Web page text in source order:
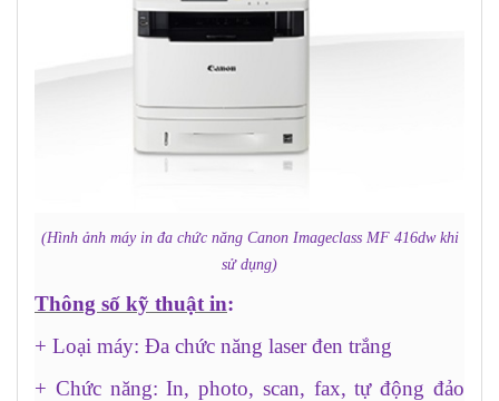
(Hình ảnh máy in đa chức năng Canon Imageclass MF 416dw khi
sử dụng)
Thông số kỹ thuật in:
+ Loại máy: Đa chức năng laser đen trắng
+ Chức năng: In, photo, scan, fax, tự động đảo